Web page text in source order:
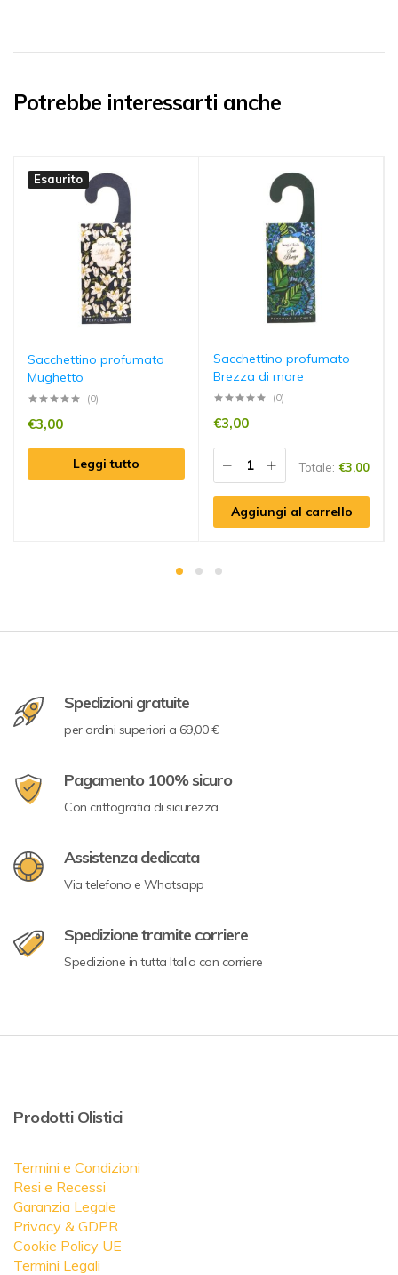
Potrebbe interessarti anche
Esaurito
Sacchettino profumato
Mughetto
(0)
€3,00
Leggi tutto
Sacchettino profumato
Brezza di mare
(0)
€3,00
Totale: €3,00
Aggiungi al carrello
Spedizioni gratuite
per ordini superiori a 69,00 €
Pagamento 100% sicuro
Con crittografia di sicurezza
Assistenza dedicata
Via telefono e Whatsapp
Spedizione tramite corriere
Spedizione in tutta Italia con corriere
Prodotti Olistici
Termini e Condizioni
Resi e Recessi
Garanzia Legale
Privacy & GDPR
Cookie Policy UE
Termini Legali